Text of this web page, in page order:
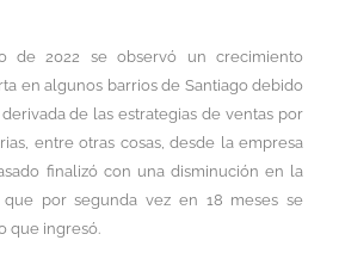
de 2022 se observó un crecimiento
en algunos barrios de Santiago debido
de las estrategias de ventas por
entre otras cosas, desde la empresa
finalizó con una disminución en la
por segunda vez en 18 meses se
que ingresó.